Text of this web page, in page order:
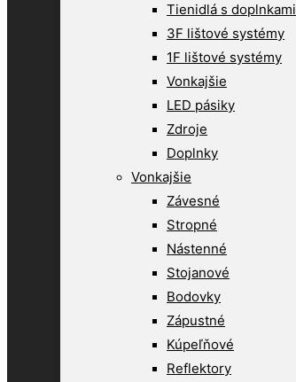
Tienidlá s doplnkami
3F lištové systémy
1F lištové systémy
Vonkajšie
LED pásiky
Zdroje
Doplnky
Vonkajšie
Závesné
Stropné
Nástenné
Stojanové
Bodovky
Zápustné
Kúpeľňové
Reflektory